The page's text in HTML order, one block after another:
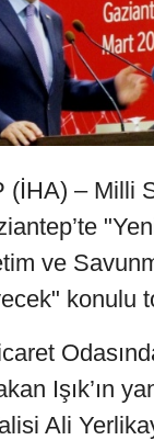
(İHA) – Milli
ve
konulu
Işık’ın
Ali